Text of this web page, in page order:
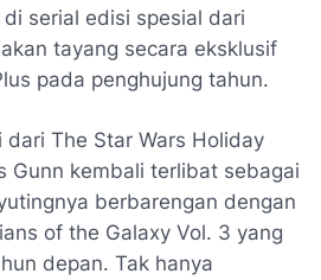
serial edisi spesial dari
tayang secara eksklusif
pada penghujung tahun.
dari The Star Wars Holiday
Gunn kembali terlibat sebagai
berbarengan dengan
of the Galaxy Vol. 3 yang
depan. Tak hanya